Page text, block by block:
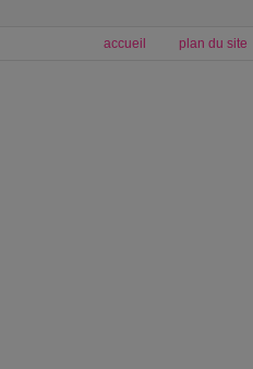
accueil plan du site